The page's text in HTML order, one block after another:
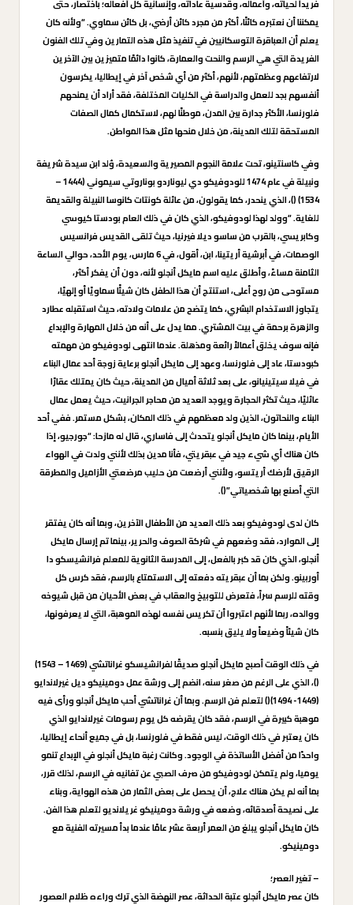
فريداً لحياته، وأعماله، وقدسية عاداته، وإنسانية كل أفعاله؛ باختصار، حتى
يمكننا أن نعتبره كائنًا، أكثر من مجرد كائن أرضي، بل كائن سماوي. “ولأنه كان
يعلم أن العباقرة التوسكانيين في تنفيذ مثل هذه التمارين وفي تلك الفنون
الفريدة التي هي الرسم والنحت والعمارة، كانوا دائمًا متميزين بين الآخرين
لارتفاعهم وعظمتهم، لأنهم، أكثر من أي شخص آخر في إيطاليا، يكرسون
أنفسهم بجد للعمل والدراسة في الكليات المختلفة، فقد أراد أن يمنحهم
فلورنسا، الأكثر جدارة بين المدن، موطنًا لهم، لاستكمال كمال الصفات
المستحقة لتلك المدينة، من خلال منحها مثل هذا المواطن.
وفي كاسنتينو، تحت علامة النجوم المصيرية والسعيدة، وُلد ابن سيدة شريفة
ونبيلة في عام 1474 للودوفيكو دي ليوناردو بوناروتي سيموني (1444 –
1534) ()، الذي ينحدر، كما يقولون، من عائلة كونتات كانوسا النبيلة والقديمة
للغاية. “وولد لهذا لودوفيكو، الذي كان في ذلك العام بودستا كيوسي
وكابريسي، بالقرب من ساسو ديلا فيرنيا، حيث تلقى القديس فرانسيس
الوصمات، في أبرشية أريتينا، ابن، أقول، في 6 مارس، يوم الأحد، حوالي الساعة
الثامنة مساءً، وأطلق عليه اسم مايكل أنجلو لأنه، دون أن يفكر أكثر،
مستوحى من روح أعلى، استنتج أن هذا الطفل كان شيئًا سماويًا أو إلهيًا،
يتجاوز الاستخدام البشري، كما يتضح من علامات ولادته، حيث استقبله عطارد
والزهرة برحمة في بيت المشتري. مما يدل على أنه من خلال المهارة والإبداع
فإنه سوف يخلق أعمالاً رائعة ومذهلة. عندما انتهى لودوفيكو من مهمته
كبودستا، عاد إلى فلورنسا، وعهد إلى مايكل أنجلو برعاية زوجة أحد عمال البناء
في فيلا سيتينيانو، على بعد ثلاثة أميال من المدينة، حيث كان يمتلك عقارًا
عائليًا، حيث تكثر الحجارة ويوجد العديد من محاجر الجرانيت، حيث يعمل عمال
البناء والنحاتون، الذين ولد معظمهم في ذلك المكان، بشكل مستمر. ففي أحد
الأيام، بينما كان مايكل أنجلو يتحدث إلى فاساري، قال له مازحا: “جورجيو، إذا
كان هناك أي شيء جيد في عبقريتي، فأنا مدين بذلك لأنني ولدت في الهواء
الرقيق لأرضك أريتسو، ولأنني أرضعت من حليب مرضعتي الأزاميل والمطرقة
التي أصنع بها شخصياتي”().
كان لدى لودوفيكو بعد ذلك العديد من الأطفال الآخرين، وبما أنه كان يفتقر
إلى الموارد، فقد وضعهم في شركة الصوف والحرير، بينما تم إرسال مايكل
أنجلو، الذي كان قد كبر بالفعل، إلى المدرسة الثانوية للمعلم فرانشيسكو دا
أوربينو. ولكن بما أن عبقريته دفعته إلى الاستمتاع بالرسم، فقد كرس كل
وقته للرسم سراً، فتعرض للتوبيخ والعقاب في بعض الأحيان من قبل شيوخه
ووالده، ربما لأنهم اعتبروا أن تكريس نفسه لهذه الموهبة، التي لا يعرفونها،
كان شيئاً وضيعاً ولا يليق بنسبه.
في ذلك الوقت أصبح مايكل أنجلو صديقًا لفرانشيسكو غراناتشي (1469 – 1543)
()، الذي على الرغم من صغر سنه، انضم إلى ورشة عمل دومينيكو ديل غيرلاندايو
(1449- 1494)() لتعلم فن الرسم. وبما أن غراناتشي أحب مايكل أنجلو ورأى فيه
موهبة كبيرة في الرسم، فقد كان يقرضه كل يوم رسومات غيرلاندايو الذي
كان يعتبر في ذلك الوقت، ليس فقط في فلورنسا، بل في جميع أنحاء إيطاليا،
واحدًا من أفضل الأساتذة في الوجود. وكانت رغبة مايكل أنجلو في الإبداع تنمو
يوميا، ولم يتمكن لودوفيكو من صرف الصبي عن تفانيه في الرسم، لذلك قرر،
بما أنه لم يكن هناك علاج، أن يحصل على بعض الثمار من هذه الهواية، وبناء
على نصيحة أصدقائه، وضعه في ورشة دومينيكو غريلانديو لتعلم هذا الفن.
كان مايكل أنجلو يبلغ من العمر أربعة عشر عامًا عندما بدأ مسيرته الفنية مع
دومينيكو.
– تغير العصر؛
كان عصر مايكل أنجلو عتبة الحداثة، عصر النهضة الذي ترك وراءه ظلام العصور